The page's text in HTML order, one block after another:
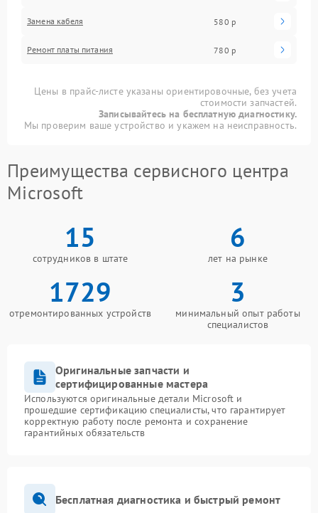
Замена кабеля 580 р
Ремонт платы питания 780 р
Цены в прайс-листе указаны ориентировочные, без учета
стоимости запчастей.
Записывайтесь на бесплатную диагностику.
Мы проверим ваше устройство и укажем на неисправность.
Преимущества сервисного центра
Microsoft
15
сотрудников в штате
6
лет на рынке
1729
отремонтированных устройств
3
минимальный опыт работы
специалистов
Оригинальные запчасти и
сертифицированные мастера
Используются оригинальные детали Microsoft и
прошедшие сертификацию специалисты, что гарантирует
корректную работу после ремонта и сохранение
гарантийных обязательств
Бесплатная диагностика и быстрый ремонт